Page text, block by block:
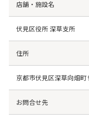
店舗・施設名
伏見区役所 深草支所
住所
京都市伏見区深草向畑町
お問合せ先